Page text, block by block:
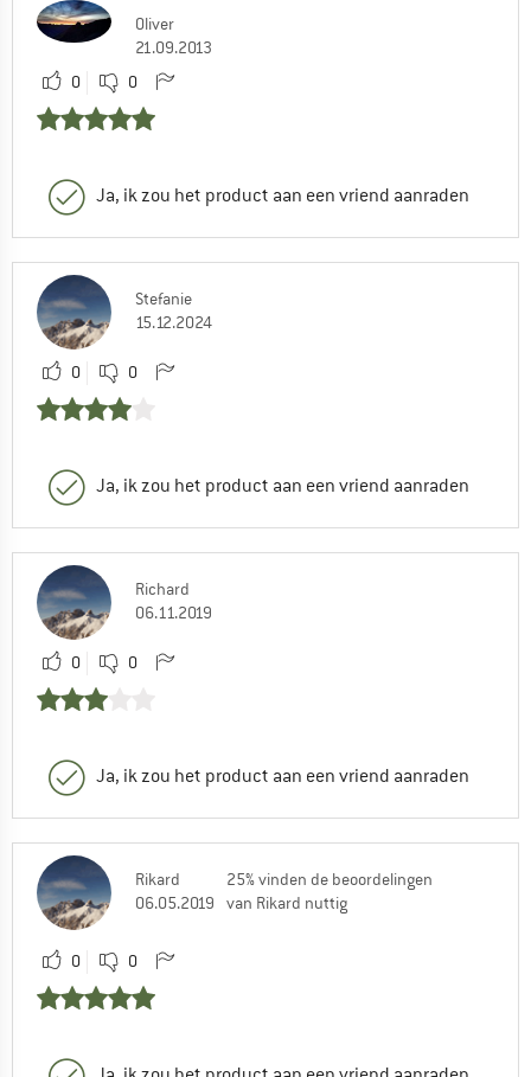
Oliver
21.09.2013
0
0
Ja, ik zou het product aan een vriend aanraden
Stefanie
15.12.2024
0 0
Ja, ik zou het product aan een vriend aanraden
Richard
06.11.2019
0 0
Ja, ik zou het product aan een vriend aanraden
Rikard
06.05.2019
25% vinden de beoordelingen
van Rikard nuttig
0 0